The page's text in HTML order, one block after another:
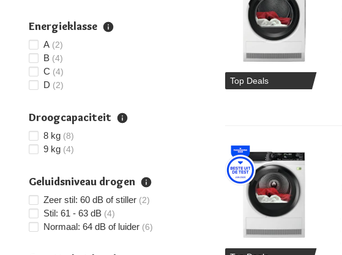
Top Deals
Energieklasse
A (2)
B (4)
C (4)
D (2)
Droogcapaciteit
8 kg (8)
9 kg (4)
Geluidsniveau drogen
Zeer stil: 60 dB of stiller (2)
Stil: 61 - 63 dB (4)
Normaal: 64 dB of luider (6)